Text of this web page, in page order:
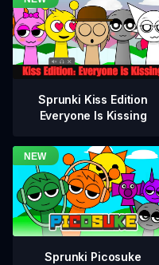
Sprunki Kiss Edition
Everyone Is Kissing
Sprunki Picosuke